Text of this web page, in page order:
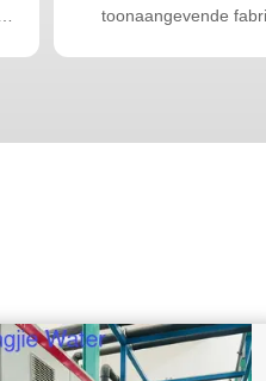
toonaangevende